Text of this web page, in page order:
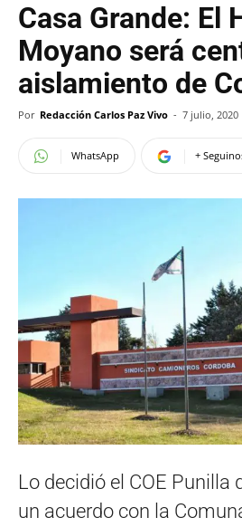
Casa Grande: El
Moyano será
aislamiento de
Por Redacción Carlos Paz Vivo - 7 julio, 2020
WhatsApp +
Lo decidió el COE Punilla
un acuerdo con la